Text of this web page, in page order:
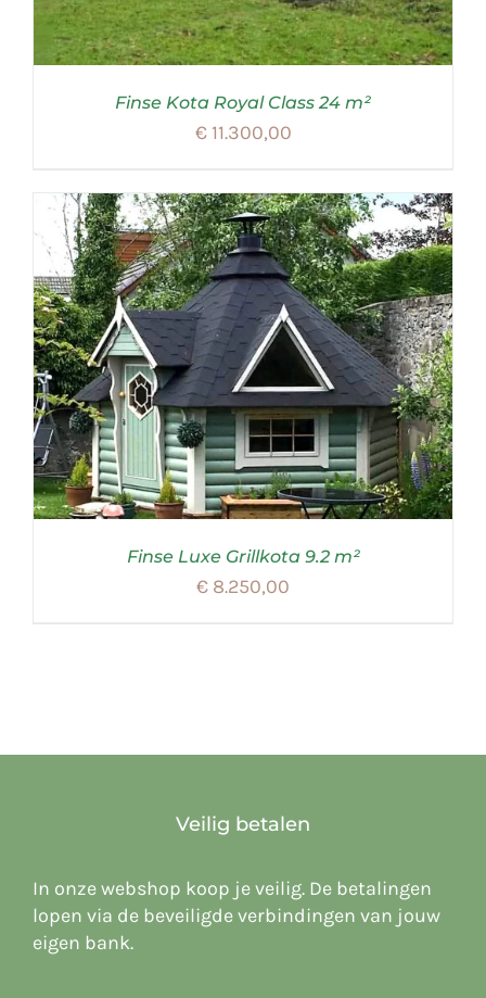
Finse Kota Royal Class 24 m²
€11.300,00
Finse Luxe Grillkota 9.2 m²
€ 8.250,00
Veilig betalen
In onze webshop koop je veilig. De betalingen
lopen via de beveiligde verbindingen van jouw
eigen bank.